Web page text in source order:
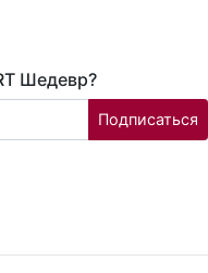
Шедевр?
Подписаться